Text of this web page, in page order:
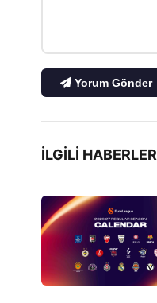
Yorum Gönder
İLGILI HABERLER